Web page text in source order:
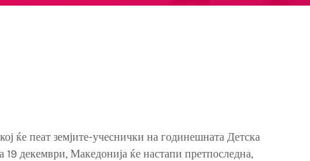
ќе пеат земјите-учеснички на годинешната Детска
декември, Македонија ќе настапи претпоследна,